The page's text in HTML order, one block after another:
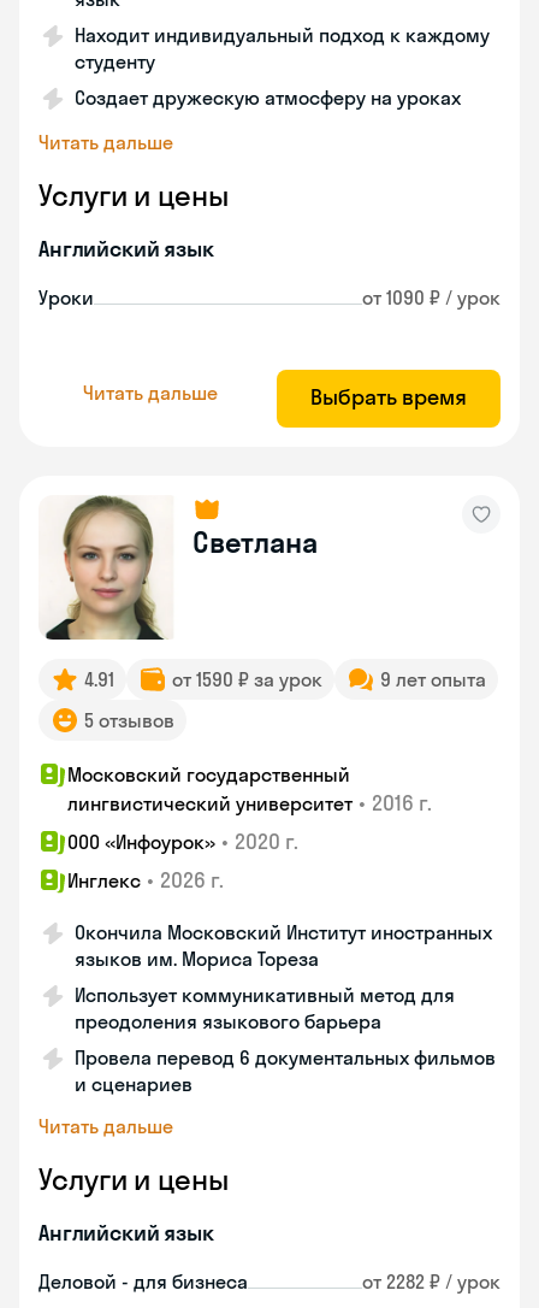
Находит индивидуальный подход к каждому
студенту
Создает дружескую атмосферу на уроках
Читать дальше
Услуги и цены
Английский язык
Уроки от 1090 ₽ / урок
Читать дальше Выбрать время
Светлана
4.91 от 1590 ₽ за урок
9 лет опыта
5 отзывов
Московский государственный
лингвистический университет • 2016 г.
ООО «Инфоурок» • 2020 г.
Инглекс • 2026 г.
Окончила Московский Институт иностранных
языков им. Мориса Тореза
Использует коммуникативный метод для
преодоления языкового барьера
Провела перевод 6 документальных фильмов
и сценариев
Читать дальше
Услуги и цены
Английский язык
Деловой - для бизнеса от 2282 ₽ / урок